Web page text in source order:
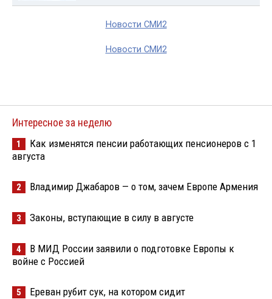
Новости СМИ2
Новости СМИ2
Интересное за неделю
1
Как изменятся пенсии работающих пенсионеров с 1
августа
2 Владимир Джабаров — о том, зачем Европе Армения
3 Законы, вступающие в силу в августе
4
В МИД России заявили о подготовке Европы к
войне с Россией
5 Ереван рубит сук, на котором сидит